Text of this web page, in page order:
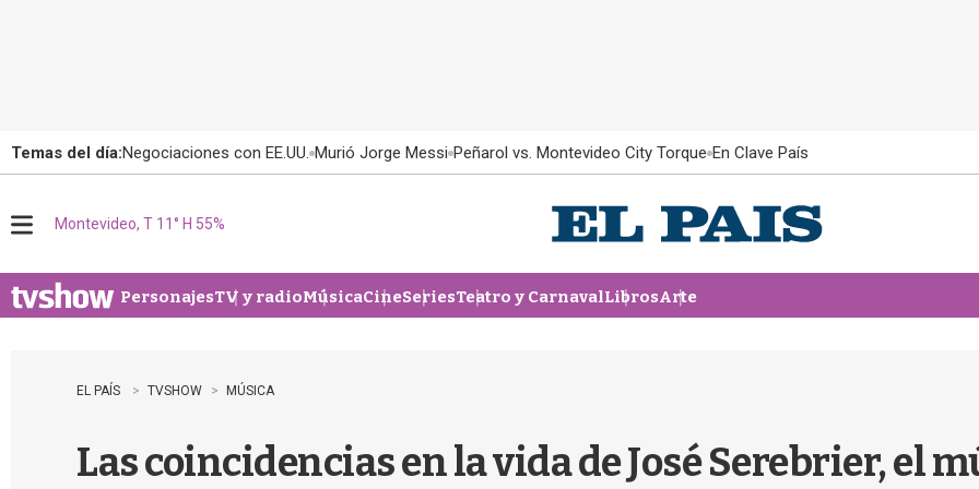
Temas del día:Negociaciones con EE.UU. Murió Jorge Messi Peñarol vs. Montevideo City Torque En Clave País
u
Montevideo, T 11° H 55%
PersonajesTV y radioMúsicaCineSeriesTeatro y CarnavalLibrosArte
EL PAÍS TVSHOW MÚSICA
Las coincidencias en la vida de José Serebrier, el